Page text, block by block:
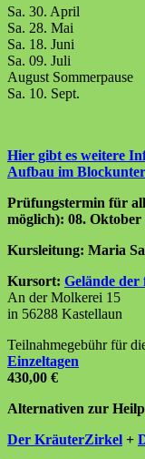
Sa. 30. April
Sa. 28. Mai
Sa. 18. Juni
Sa. 09. Juli
August Sommerpause
Sa. 10. Sept.
Hier gibt es weitere
Aufbau im
Prüfungstermin für
möglich): 08. Oktober
Kursleitung: Maria
Kursort: Gelände der
An der Molkerei 15
in 56288 Kastellaun
Teilnahmegebühr für
Einzeltagen
430,00 €
Alternativen zur
Der KräuterZirkel +